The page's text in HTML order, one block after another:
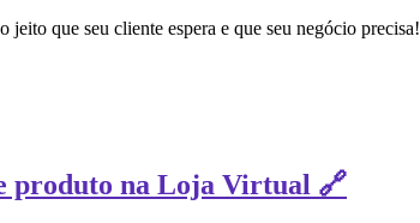
que seu cliente espera e que seu negócio precisa!
produto na Loja Virtual 🔗